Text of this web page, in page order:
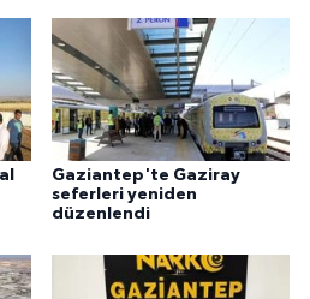
Gaziantep'te Gaziray
seferleri yeniden
düzenlendi